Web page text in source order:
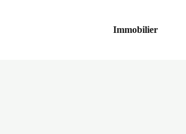
Immobilier